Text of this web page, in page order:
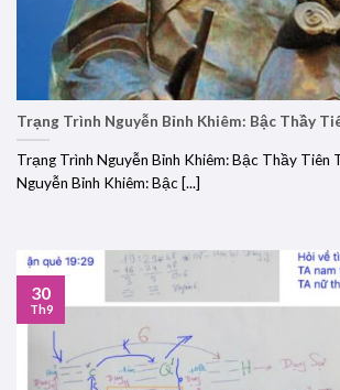
Trạng Trình Nguyễn Bỉnh Khiêm: Bậc Thầy
Trạng Trình Nguyễn Bỉnh Khiêm: Bậc Thầy Tiên
Nguyễn Bỉnh Khiêm: Bậc [...]
30
Th9